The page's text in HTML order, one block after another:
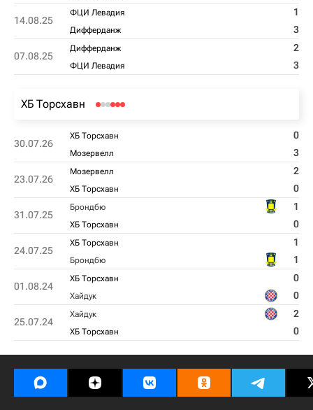
14.08.25
ФЦИ Левадия 1
Дифферданж 3
07.08.25
Дифферданж 2
ФЦИ Левадия 3
ХБ Торсхавн
30.07.26
ХБ Торсхавн 0
Мозервелл 3
23.07.26
Мозервелл 2
ХБ Торсхавн 0
31.07.25
Брондбю 1
ХБ Торсхавн 0
24.07.25
ХБ Торсхавн 1
Брондбю 1
01.08.24
ХБ Торсхавн 0
Хайдук 0
25.07.24
Хайдук 2
ХБ Торсхавн 0